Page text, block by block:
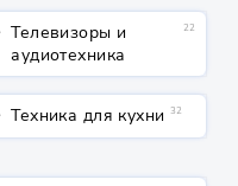
Телевизоры и
аудиотехника
22
Техника для кухни 32